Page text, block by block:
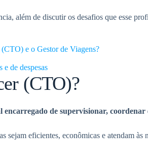
além de discutir os desafios que esse
e o Gestor de Viagens?
de despesas
(CTO)?
encarregado de supervisionar, coordenar
sejam eficientes, econômicas e atendam